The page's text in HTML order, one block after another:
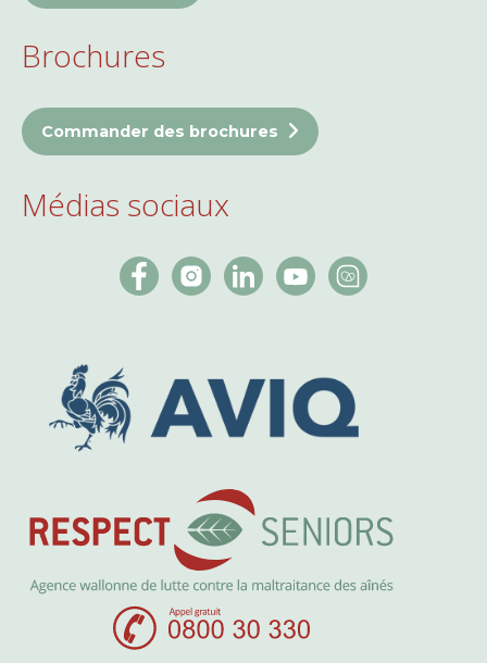
Brochures
Commander des brochures
Médias sociaux